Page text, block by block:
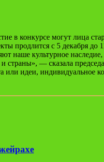
в конкурсе могут лица
продлится с 5 декабря
наше культурное
— сказала
идеи, индивидуальное